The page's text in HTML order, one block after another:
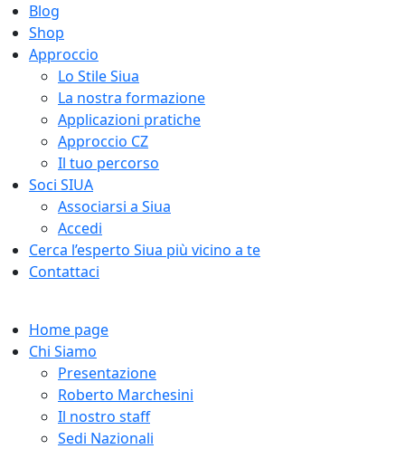
Blog
Shop
Approccio
Lo Stile Siua
La nostra formazione
Applicazioni pratiche
Approccio CZ
Il tuo percorso
Soci SIUA
Associarsi a Siua
Accedi
Cerca l’esperto Siua più vicino a te
Contattaci
Home page
Chi Siamo
Presentazione
Roberto Marchesini
Il nostro staff
Sedi Nazionali